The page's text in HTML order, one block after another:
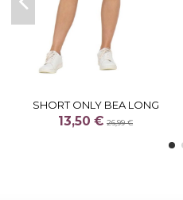
SHORT ONLY BEA LONG
13,50 € 26,99 €